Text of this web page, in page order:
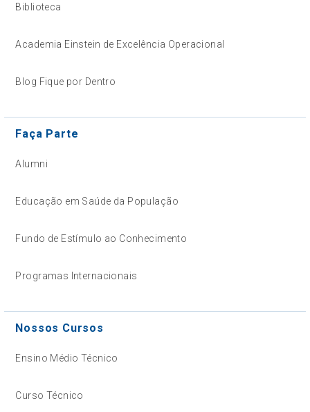
Biblioteca
Academia Einstein de Excelência Operacional
Blog Fique por Dentro
Faça Parte
Alumni
Educação em Saúde da População
Fundo de Estímulo ao Conhecimento
Programas Internacionais
Nossos Cursos
Ensino Médio Técnico
Curso Técnico